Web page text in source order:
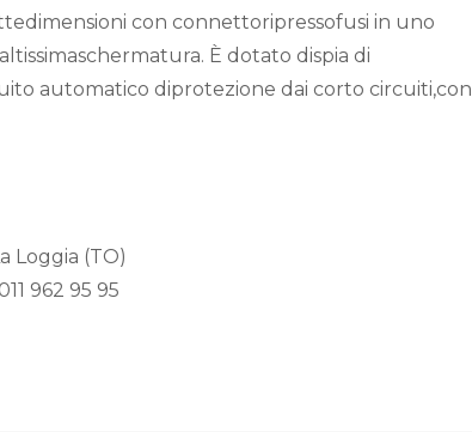
con connettoripressofusi in uno
È dotato dispia di
automatico diprotezione dai corto circuiti,con
Loggia (TO)
962 95 95